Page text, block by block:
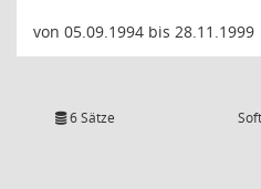
von 05.09.1994 bis 28.11.1999
6 Sätze